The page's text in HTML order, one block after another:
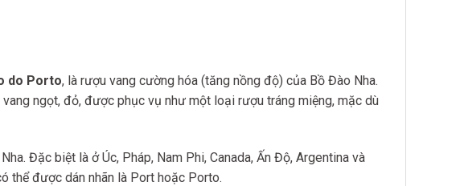
do Porto, là rượu vang cường hóa (tăng nồng độ) của Bồ Đào Nha.
ngọt, đỏ, được phục vụ như một loại rượu tráng miệng, mặc dù
Đặc biệt là ở Úc, Pháp, Nam Phi, Canada, Ấn Độ, Argentina và
thể được dán nhãn là Port hoặc Porto.